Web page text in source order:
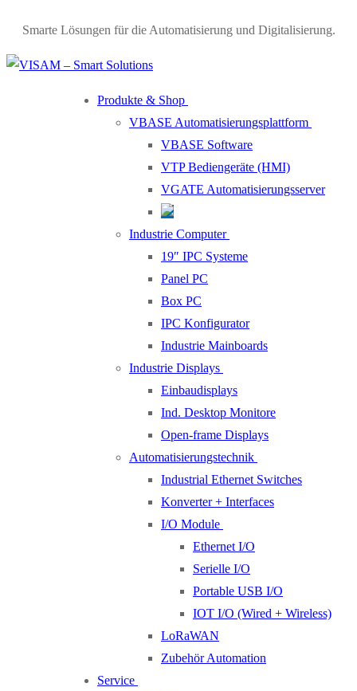
content
Smarte Lösungen für die Automatisierung und Digitalisierung.
Produkte & Shop
VBASE Automatisierungsplattform
VBASE Software
VTP Bediengeräte (HMI)
VGATE Automatisierungsserver
Industrie Computer
19″ IPC Systeme
Panel PC
Box PC
IPC Konfigurator
Industrie Mainboards
Industrie Displays
Einbaudisplays
Ind. Desktop Monitore
Open-frame Displays
Automatisierungstechnik
Industrial Ethernet Switches
Konverter + Interfaces
I/O Module
Ethernet I/O
Serielle I/O
Portable USB I/O
IOT I/O (Wired + Wireless)
LoRaWAN
Zubehör Automation
Service